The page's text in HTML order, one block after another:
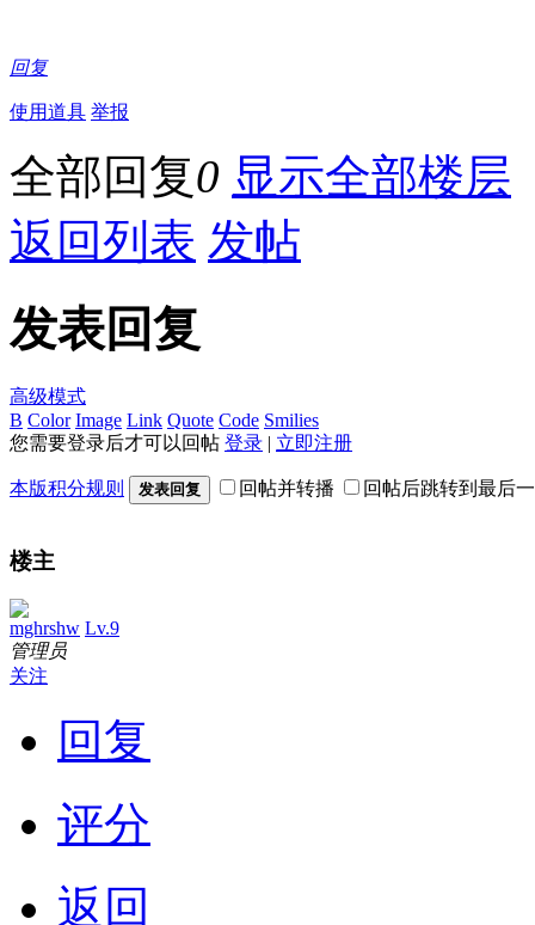
回复
使用道具 举报
全部回复0 显示全部楼层
返回列表 发帖
发表回复
高级模式
B Color Image Link Quote Code Smilies
您需要登录后才可以回帖 登录 | 立即注册
本版积分规则 发表回复 回帖并转播 回帖后跳转到最后
楼主
mghrshw Lv.9
管理员
关注
回复
评分
返回